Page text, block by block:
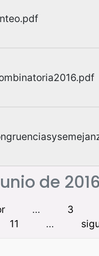
de 2016
… 3
11 …